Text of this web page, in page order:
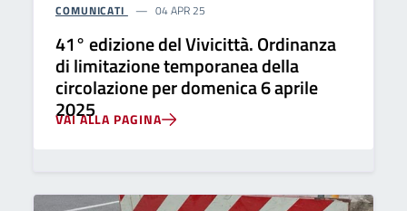
COMUNICATI 04 APR 25
41° edizione del Vivicittà. Ordinanza
di limitazione temporanea della
circolazione per domenica 6 aprile
2025
VAI ALLA PAGINA